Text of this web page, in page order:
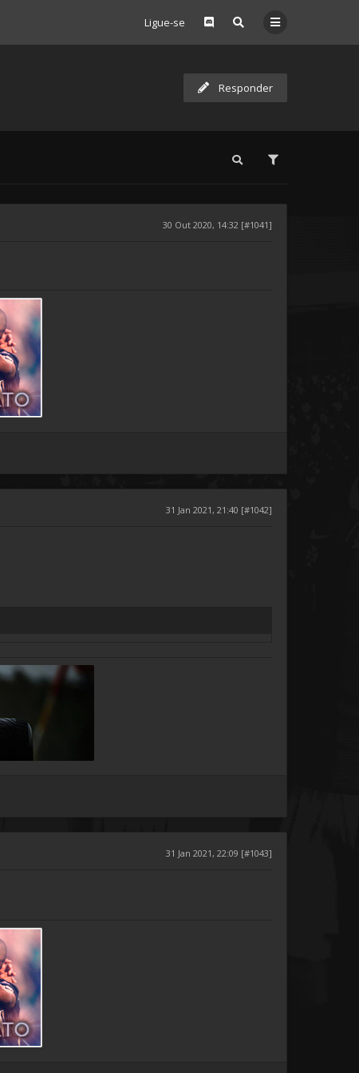
Ligue-se
Responder
30 Out 2020, 14:32 [#1041]
31 Jan 2021, 21:40 [#1042]
31 Jan 2021, 22:09 [#1043]